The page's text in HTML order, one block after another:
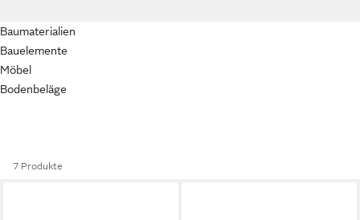
Baumaterialien
Bauelemente
Möbel
Bodenbeläge
7 Produkte